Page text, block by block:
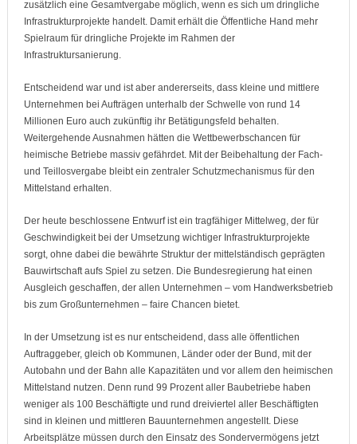
zusätzlich eine Gesamtvergabe möglich, wenn es sich um dringliche
Infrastrukturprojekte handelt. Damit erhält die Öffentliche Hand mehr
Spielraum für dringliche Projekte im Rahmen der
Infrastruktursanierung.
Entscheidend war und ist aber andererseits, dass kleine und mittlere
Unternehmen bei Aufträgen unterhalb der Schwelle von rund 14
Millionen Euro auch zukünftig ihr Betätigungsfeld behalten.
Weitergehende Ausnahmen hätten die Wettbewerbschancen für
heimische Betriebe massiv gefährdet. Mit der Beibehaltung der Fach-
und Teillosvergabe bleibt ein zentraler Schutzmechanismus für den
Mittelstand erhalten.
Der heute beschlossene Entwurf ist ein tragfähiger Mittelweg, der für
Geschwindigkeit bei der Umsetzung wichtiger Infrastrukturprojekte
sorgt, ohne dabei die bewährte Struktur der mittelständisch geprägten
Bauwirtschaft aufs Spiel zu setzen. Die Bundesregierung hat einen
Ausgleich geschaffen, der allen Unternehmen – vom Handwerksbetrieb
bis zum Großunternehmen – faire Chancen bietet.
In der Umsetzung ist es nur entscheidend, dass alle öffentlichen
Auftraggeber, gleich ob Kommunen, Länder oder der Bund, mit der
Autobahn und der Bahn alle Kapazitäten und vor allem den heimischen
Mittelstand nutzen. Denn rund 99 Prozent aller Baubetriebe haben
weniger als 100 Beschäftigte und rund dreiviertel aller Beschäftigten
sind in kleinen und mittleren Bauunternehmen angestellt. Diese
Arbeitsplätze müssen durch den Einsatz des Sondervermögens jetzt